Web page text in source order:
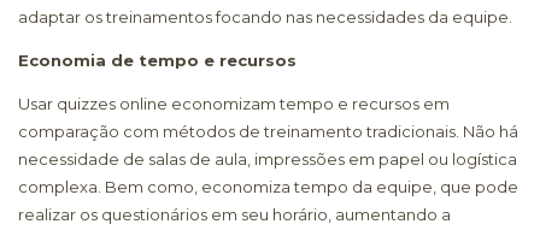
adaptar os treinamentos focando nas necessidades da equipe.
Economia de tempo e recursos
Usar quizzes online economizam tempo e recursos em
comparação com métodos de treinamento tradicionais. Não há
necessidade de salas de aula, impressões em papel ou logística
complexa. Bem como, economiza tempo da equipe, que pode
realizar os questionários em seu horário, aumentando a